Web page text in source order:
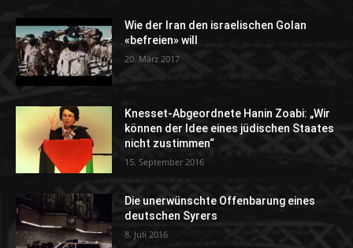
Wie der Iran den israelischen Golan
«befreien» will
20. März 2017
Knesset-Abgeordnete Hanin Zoabi: „Wir
können der Idee eines jüdischen Staates
nicht zustimmen“
15. September 2016
Die unerwünschte Offenbarung eines
deutschen Syrers
8. Juli 2016